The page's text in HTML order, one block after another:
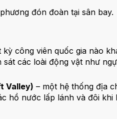
đón đoàn tại sân bay.
công viên quốc gia nào
các loài động vật như
Valley) – một hệ thống địa
hồ nước lấp lánh và đôi